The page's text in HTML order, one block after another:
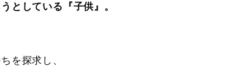
としている『子供』。
を探求し、